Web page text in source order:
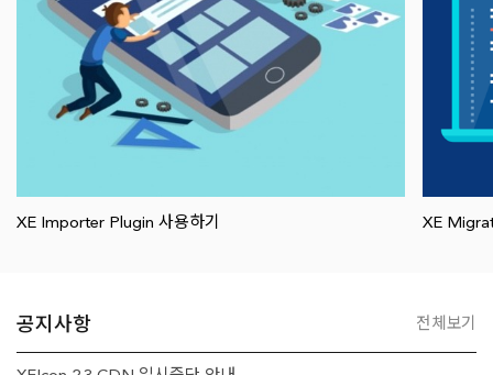
XE Importer Plugin 사용하기 XE
공지사항 전체보기